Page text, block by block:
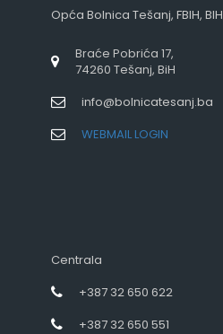
Opća Bolnica Tešanj, FBIH, BIH
Braće Pobrića 17,
74260 Tešanj, BiH
info@bolnicatesanj.ba
WEBMAIL LOGIN
Centrala
+387 32 650 622
+387 32 650 551